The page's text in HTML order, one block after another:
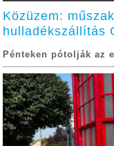
Közüzem:
hulladékszállítás
Pénteken pótolják az